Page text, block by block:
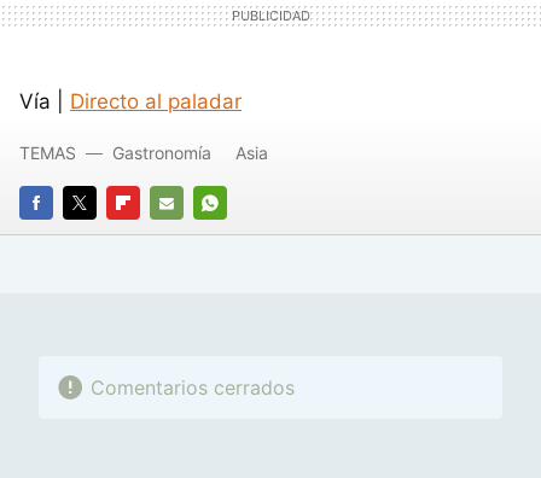
Vía | Directo al paladar
FACEBOOK
TWITTERFLIPBOARD
E-
WHATSAPP
TEMAS Gastronomía Asia
Comentarios cerrados